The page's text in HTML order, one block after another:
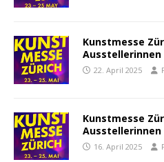
Kunstmesse
Ausstellerinnen
22. April 2025
Kunstmesse
Ausstellerinnen
16. April 2025